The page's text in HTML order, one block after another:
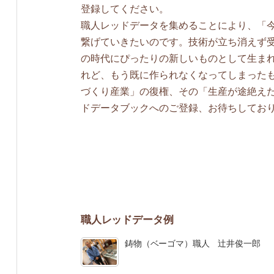
登録してください。
職人レッドデータを集めることにより、「
繋げていきたいのです。技術が立ち消えず
の時代にぴったりの新しいものとして生ま
れど、もう既に作られなくなってしまった
づくり産業」の復権、その「生産が途絶え
ドデータブックへのご登録、お待ちしてお
職人レッドデータ例
鋳物（ベーゴマ）職人 辻井俊一郎